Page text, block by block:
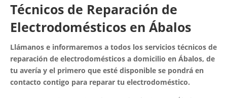
Técnicos de Reparación de
Electrodomésticos en Ábalos
Llámanos e informaremos a todos los servicios técnicos de
reparación de electrodomésticos a domicilio en Ábalos, de
tu avería y el primero que esté disponible se pondrá en
contacto contigo para reparar tu electrodoméstico.